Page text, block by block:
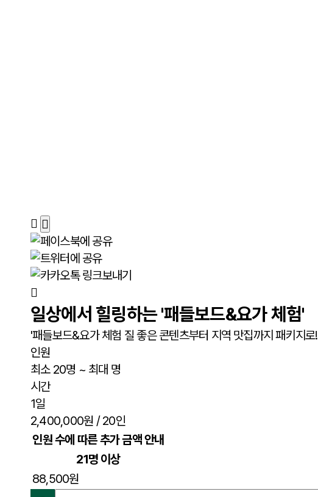
일상에서 힐링하는 '패들보드&요가 체험'
'패들보드&요가 체험 질 좋은 콘텐츠부터 지역 맛집까지 패키지로!
인원
최소 20명 ~ 최대 명
시간
1일
2,400,000원 / 20인
인원 수에 따른 추가 금액 안내
21명 이상
88,500원